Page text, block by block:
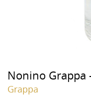
Nonino Grappa
Grappa